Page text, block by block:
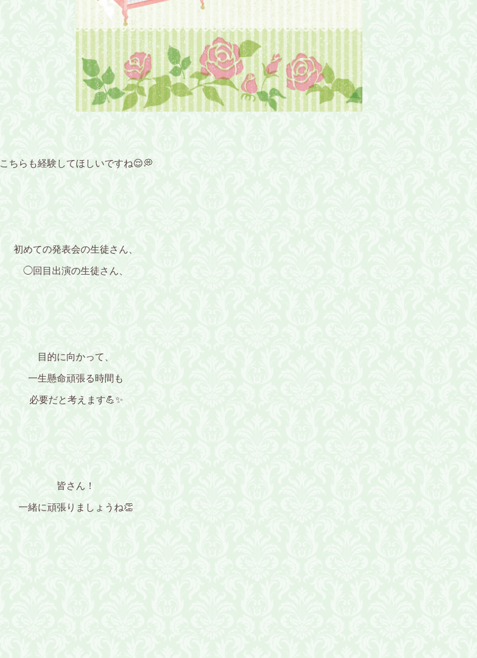
こちらも経験してほしいですね😌💭
初めての発表会の生徒さん、
◯回目出演の生徒さん、
目的に向かって、
一生懸命頑張る時間も
必要だと考えます💪✨️
皆さん！
一緒に頑張りましょうね👏